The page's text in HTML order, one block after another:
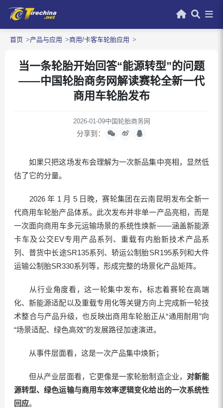
首页 产品与应用 商用/卡客车轮胎应用
当一条轮胎开始回答“能源转型”的问题
——中国轮胎商务网解读赛轮全新一代
商用车轮胎发布
2026-01-09中国轮胎商务网
分享到：
如果只把这场发布会理解为一次新品集中亮相，显然低
估了它的分量。
2026 年 1 月 5 日晚，赛轮集团在云南昆明发布全新一
代商用车轮胎产品体系。此次发布并非单一产品亮相，而是
一次面向商用车多元运输场景的系统性焕新——涵盖新能源
卡车及公交EV专用产品系列、重载有内胎新技术产品系
列、普货中长途SR135系列、轿运公制胎SR195系列和大件
运输公制胎SR330系列等，形成完整的场景化产品矩阵。
从行业角度看，这一轮集中发布，标志着赛轮在高端
化、新能源适配以及重载专用化等关键方向上完成新一轮技
术整合与产品升级，也反映出商用车轮胎正从“通用耐用”向
“场景适配、绿色高效”的发展路径加速演进。
从事件层面看，这是一次产品集中焕新；
但从产业层面看，它更像是一家轮胎制造企业， 对新能
源转型、绿色运输与商用车效率逻辑变化给出的一次系统性
回应。